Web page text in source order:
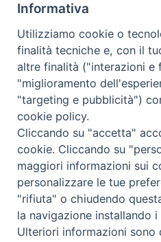
Diocesi di Melfi
• Largo Duomo, 12 -
Informativa
Utilizziamo cookie o
finalità tecniche e, con il
altre finalità ("interazioni e
"miglioramento
"targeting e pubblicità")
cookie policy.
Cliccando su "accetta"
cookie. Cliccando su
maggiori informazioni sui
personalizzare le tue
"rifiuta" o chiudendo
la navigazione installando
Ulteriori informazioni